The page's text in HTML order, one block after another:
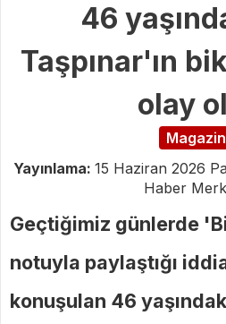
46
Taşpınar'ın
olay
Magazin
Yayınlama: 15 Haziran 2026
Haber
Geçtiğimiz günlerde
notuyla paylaştığı
konuşulan 46